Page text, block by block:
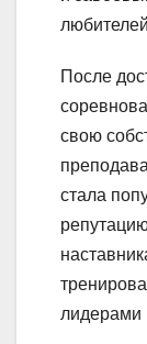
После
свою
стала
лидерами